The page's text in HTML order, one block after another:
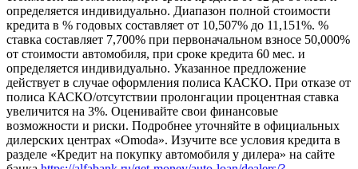
определяется индивидуально. Диапазон полной стоимости
кредита в % годовых составляет от 10,507% до 11,151%. %
ставка составляет 7,700% при первоначальном взносе 50,000%
от стоимости автомобиля, при сроке кредита 60 мес. и
определяется индивидуально. Указанное предложение
действует в случае оформления полиса КАСКО. При отказе от
полиса КАСКО/отсутствии пролонгации процентная ставка
увеличится на 3%. Оценивайте свои финансовые
возможности и риски. Подробнее уточняйте в официальных
дилерских центрах «Omoda». Изучите все условия кредита в
разделе «Кредит на покупку автомобиля у дилера» на сайте